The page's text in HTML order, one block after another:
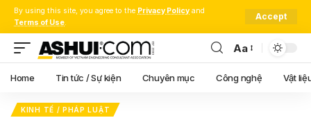
By using this site, you agree to the Privacy Policy and
Terms of Use.
Accept
Font
Resizer
Aa
Home Tin tức / Sự kiện Chuyên mục Công nghệ Vật
KINH TẾ / PHÁP LUẬT